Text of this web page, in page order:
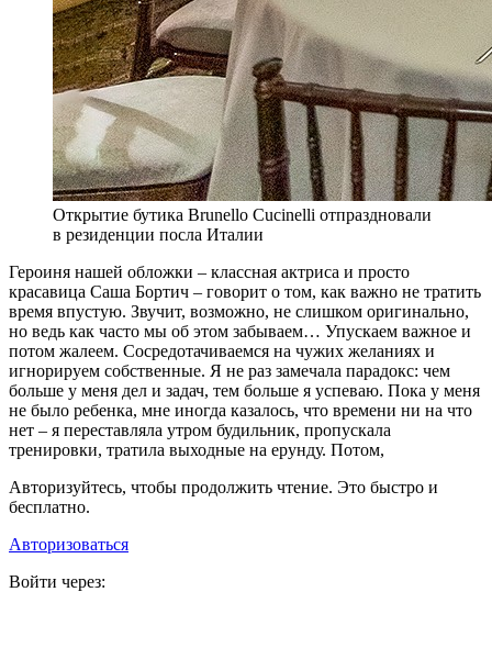
Открытие бутика Brunello Cucinelli отпраздновали
в резиденции посла Италии
Героиня нашей обложки – классная актриса и просто
красавица Саша Бортич – говорит о том, как важно не тратить
время впустую. Звучит, возможно, не слишком оригинально,
но ведь как часто мы об этом забываем… Упускаем важное и
потом жалеем. Сосредотачиваемся на чужих желаниях и
игнорируем собственные. Я не раз замечала парадокс: чем
больше у меня дел и задач, тем больше я успеваю. Пока у меня
не было ребенка, мне иногда казалось, что времени ни на что
нет – я переставляла утром будильник, пропускала
тренировки, тратила выходные на ерунду. Потом,
Авторизуйтесь, чтобы продолжить чтение. Это быстро и
бесплатно.
Авторизоваться
Войти через: